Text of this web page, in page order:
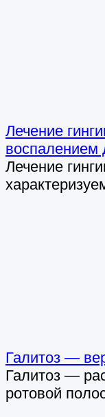
Лечение
воспалением
Лечение
Галитоз —
Галитоз —
ротовой